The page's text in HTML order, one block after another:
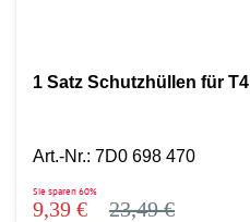
1 Satz Schutzhüllen für T4
Art.-Nr.: 7D0 698 470
Sie sparen60%
9,39 € 23,49 €